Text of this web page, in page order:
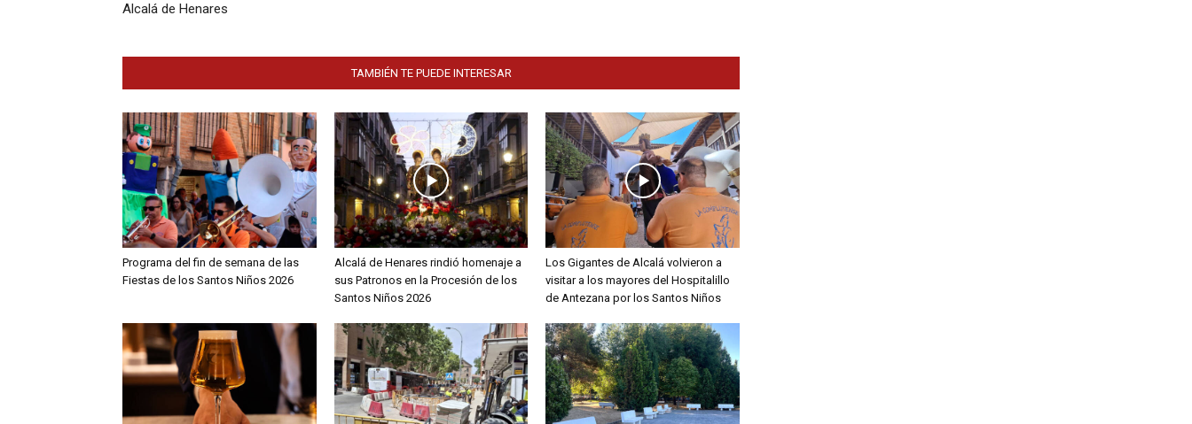
Alcalá de Henares
TAMBIÉN TE PUEDE INTERESAR
Programa del fin de semana de las
Fiestas de los Santos Niños 2026
Alcalá de Henares rindió homenaje a
sus Patronos en la Procesión de los
Santos Niños 2026
Los Gigantes de Alcalá volvieron a
visitar a los mayores del Hospitalillo
de Antezana por los Santos Niños